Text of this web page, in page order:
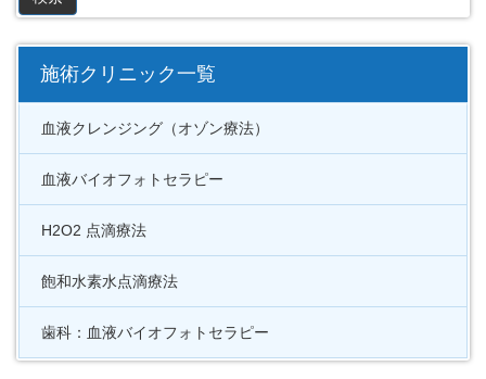
施術クリニック一覧
血液クレンジング（オゾン療法）
血液バイオフォトセラピー
H2O2 点滴療法
飽和水素水点滴療法
歯科：血液バイオフォトセラピー